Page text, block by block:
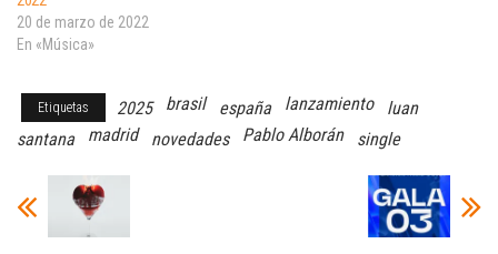
20 de marzo de 2022
En «Música»
Etiquetas 2025 brasil españa lanzamiento
luan
santana
madrid novedades Pablo Alborán single